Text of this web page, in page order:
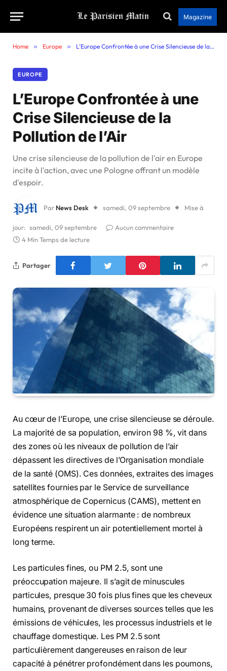
Magazine
Home » Europe » L’Europe Confrontée à une Crise Silencieuse de la Pollution de l’Air
EUROPE
L’Europe Confrontée à une
Crise Silencieuse de la
Pollution de l’Air
Une crise silencieuse de la pollution de l'air en Europe
incite à l'action, avec une Pologne offrant un modèle
d'espoir.
Par News Desk samedi, 09 septembre Mise à
jour: samedi, 09 septembre
Aucun commentaire
4 Min Temps de lecture
Partager
Au cœur de l’Europe, une crise silencieuse se déroule.
La majorité de sa population, environ 98 %, vit dans
des zones où les niveaux de pollution de l’air
dépassent les directives de l’Organisation mondiale
de la santé (OMS). Ces données, extraites des images
satellites fournies par le Service de surveillance
atmosphérique de Copernicus (CAMS), mettent en
évidence une situation alarmante : de nombreux
Européens respirent un air potentiellement mortel à
long terme.
Les particules fines, ou PM 2.5, sont une
préoccupation majeure. Il s’agit de minuscules
particules, presque 30 fois plus fines que les cheveux
humains, provenant de diverses sources telles que les
émissions de véhicules, les processus industriels et le
chauffage domestique. Les PM 2.5 sont
particulièrement dangereuses en raison de leur
capacité à pénétrer profondément dans les poumons,